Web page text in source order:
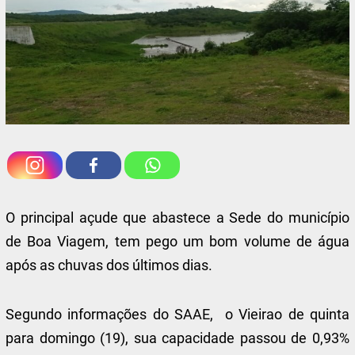
O principal açude que abastece a Sede do município
de Boa Viagem, tem pego um bom volume de água
após as chuvas dos últimos dias.
Segundo informações do SAAE, o Vieirao de quinta
para domingo (19), sua capacidade passou de 0,93%